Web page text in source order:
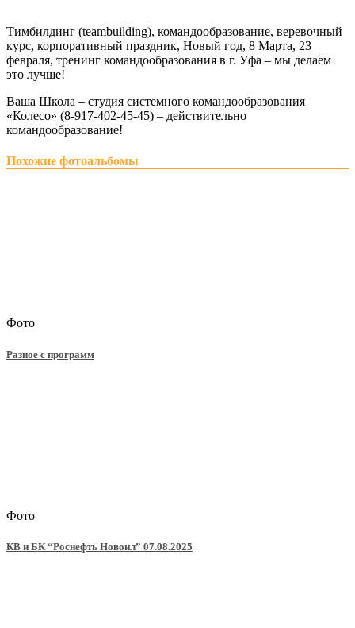
Тимбилдинг (teambuilding), командообразование, веревочный
курс, корпоративный праздник, Новый год, 8 Марта, 23
февраля, тренинг командообразования в г. Уфа – мы делаем
это лучше!
Ваша Школа – студия системного командообразования
«Колесо» (8-917-402-45-45) – действительно
командообразование!
Похожие фотоальбомы
Фото
Разное с программ
Фото
КВ и БК “Роснефть Новоил” 07.08.2025